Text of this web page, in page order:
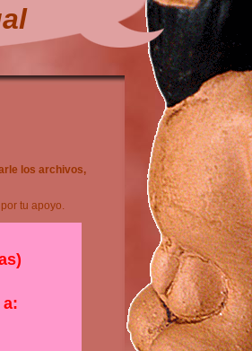
los archivos,
tu apoyo.